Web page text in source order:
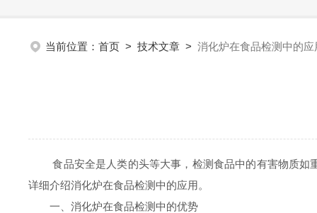
当前位置： 首页 > 技术文章 > 消化炉在食品检测中的应
食品安全是人类的头等大事，检测食品中的有害物质如
详细介绍消化炉在食品检测中的应用。
一、消化炉在食品检测中的优势